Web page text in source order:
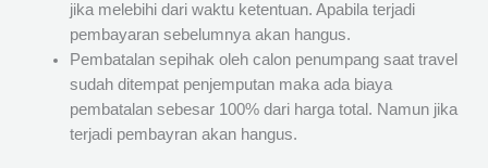
jika melebihi dari waktu ketentuan. Apabila terjadi
pembayaran sebelumnya akan hangus.
Pembatalan sepihak oleh calon penumpang saat travel
sudah ditempat penjemputan maka ada biaya
pembatalan sebesar 100% dari harga total. Namun jika
terjadi pembayran akan hangus.